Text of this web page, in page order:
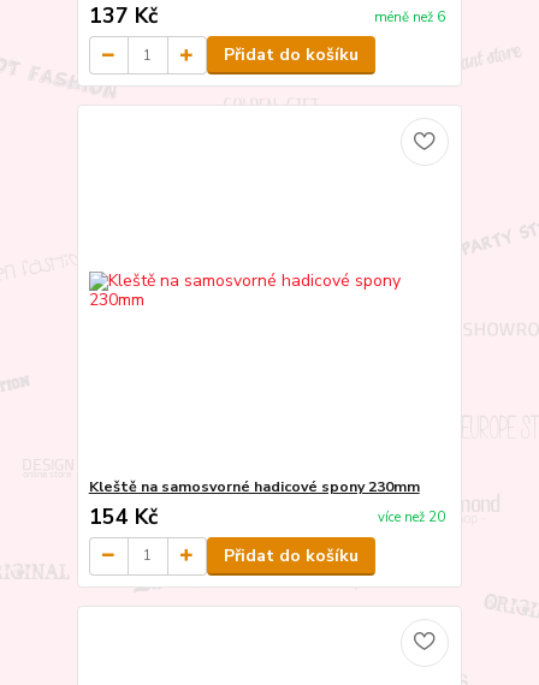
137 Kč méně než 6
Přidat do košíku
Kleště na samosvorné hadicové spony 230mm
154 Kč více než 20
Přidat do košíku